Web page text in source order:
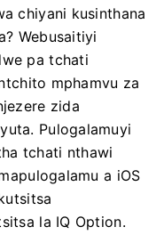
chiyani kusinthana
Webusaitiyi
pa tchati
mphamvu za
zida
Pulogalamuyi
tchati nthawi
a iOS
la IQ Option.